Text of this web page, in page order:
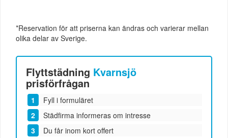
*Reservation för att priserna kan ändras och varierar mellan
olika delar av Sverige.
Flyttstädning Kvarnsjö
prisförfrågan
Fyll i formuläret
Städfirma informeras om intresse
Du får inom kort offert